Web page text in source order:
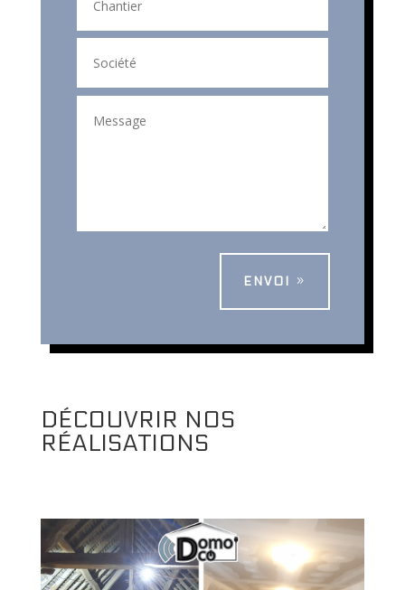
ENVOI
DÉCOUVRIR NOS
RÉALISATIONS